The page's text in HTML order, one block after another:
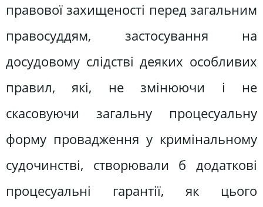
правової захищеності перед загальним
правосуддям, застосування на
досудовому слідстві деяких особливих
правил, які, не змінюючи і не
скасовуючи загальну процесуальну
форму провадження у кримінальному
судочинстві, створювали б додаткові
процесуальні гарантії, як цього